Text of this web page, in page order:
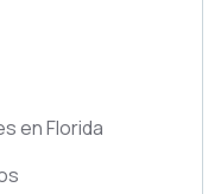
en Florida